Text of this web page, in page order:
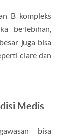
B kompleks
berlebihan,
juga bisa
diare dan
Medis
bisa